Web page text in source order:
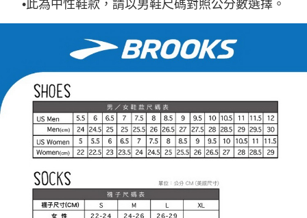
•此為中性鞋款，請以男鞋尺碼對照公分數選擇。